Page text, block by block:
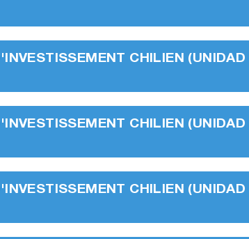
CHILIEN (UNIDAD
CHILIEN (UNIDAD
CHILIEN (UNIDAD